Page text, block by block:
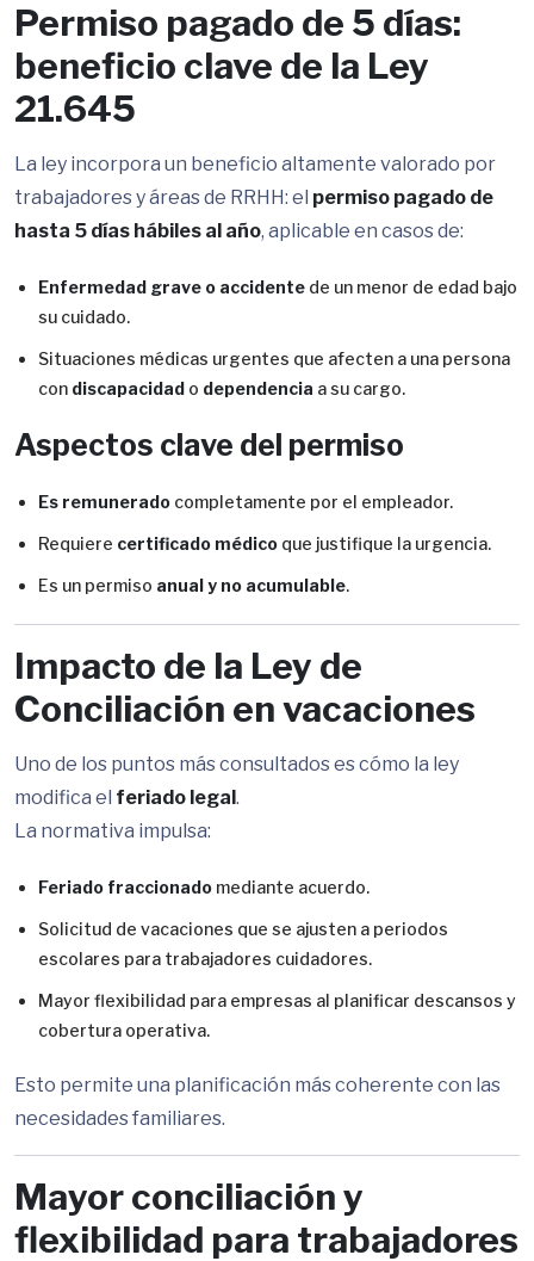
Permiso pagado de 5 días:
beneficio clave de la Ley
21.645
La ley incorpora un beneficio altamente valorado por
trabajadores y áreas de RRHH: el permiso pagado de
hasta 5 días hábiles al año, aplicable en casos de:
Enfermedad grave o accidente de un menor de edad bajo
su cuidado.
Situaciones médicas urgentes que afecten a una persona
con discapacidad o dependencia a su cargo.
Aspectos clave del permiso
Es remunerado completamente por el empleador.
Requiere certificado médico que justifique la urgencia.
Es un permiso anual y no acumulable.
Impacto de la Ley de
Conciliación en vacaciones
Uno de los puntos más consultados es cómo la ley
modifica el feriado legal.
La normativa impulsa:
Feriado fraccionado mediante acuerdo.
Solicitud de vacaciones que se ajusten a periodos
escolares para trabajadores cuidadores.
Mayor flexibilidad para empresas al planificar descansos y
cobertura operativa.
Esto permite una planificación más coherente con las
necesidades familiares.
Mayor conciliación y
flexibilidad para trabajadores